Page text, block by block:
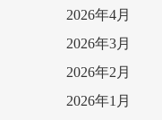
2026年4月
2026年3月
2026年2月
2026年1月